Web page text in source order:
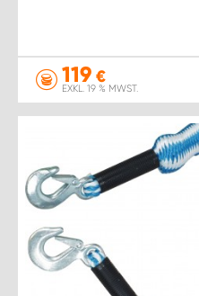
119 €
EXKL. 19 % MWST.